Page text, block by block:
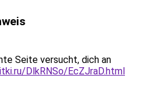
Seite versucht, dich an
DlkRNSo/EcZJraD.html